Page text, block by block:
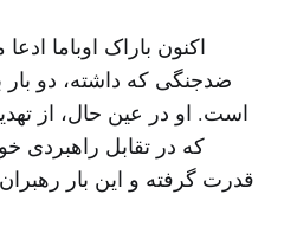
اکنون باراک اوباما
ضدجنگی که داشته، دو
است. او در عین حال، از
که در تقابل راهبردی
قدرت گرفته و این بار